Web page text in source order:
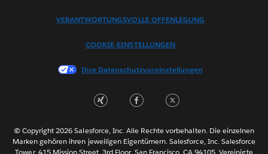
Français (France)
한국어
Português
ไทย
VERANTWORTUNGSVOLLE OFFENLEGUNG
COOKIE-EINSTELLUNGEN
Ihre Datenschutzvoreinstellungen
© Copyright 2026 Salesforce, Inc. Alle Rechte vorbehalten. Die einzelnen
Marken gehören ihren jeweiligen Eigentümern. Salesforce, Inc. Salesforce
Tower, 415 Mission Street, 3rd Floor, San Francisco, CA 94105, Vereinigte